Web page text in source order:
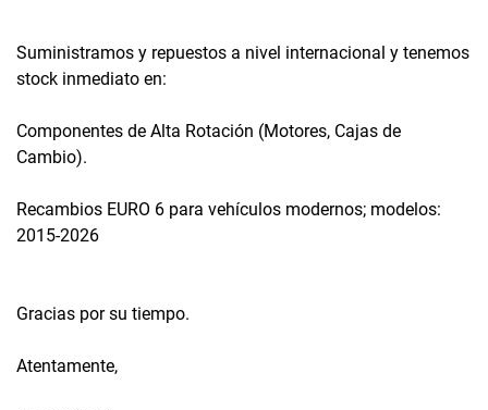
Suministramos y repuestos a nivel internacional y tenemos
stock inmediato en:
Componentes de Alta Rotación (Motores, Cajas de
Cambio).
Recambios EURO 6 para vehículos modernos; modelos:
2015-2026
Gracias por su tiempo.
Atentamente,